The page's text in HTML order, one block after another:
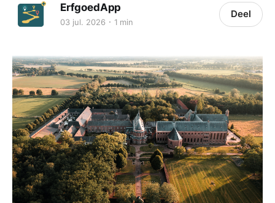
ErfgoedApp
03 jul. 2026 1 min
Deel